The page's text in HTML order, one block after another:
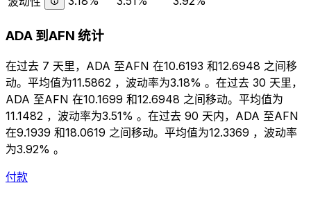
ADA 到AFN 统计
在过去 7 天里，ADA 至AFN 在10.6193 和12.6948 之间移
动。平均值为11.5862 ，波动率为3.18% 。在过去 30 天里，
ADA 至AFN 在10.1699 和12.6948 之间移动。平均值为
11.1482 ，波动率为3.51% 。在过去 90 天内，ADA 至AFN
在9.1939 和18.0619 之间移动。平均值为12.3369 ，波动率
为3.92% 。
付款